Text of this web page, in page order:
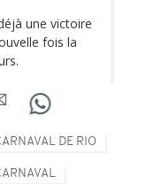
une victoire
fois la
DE RIO